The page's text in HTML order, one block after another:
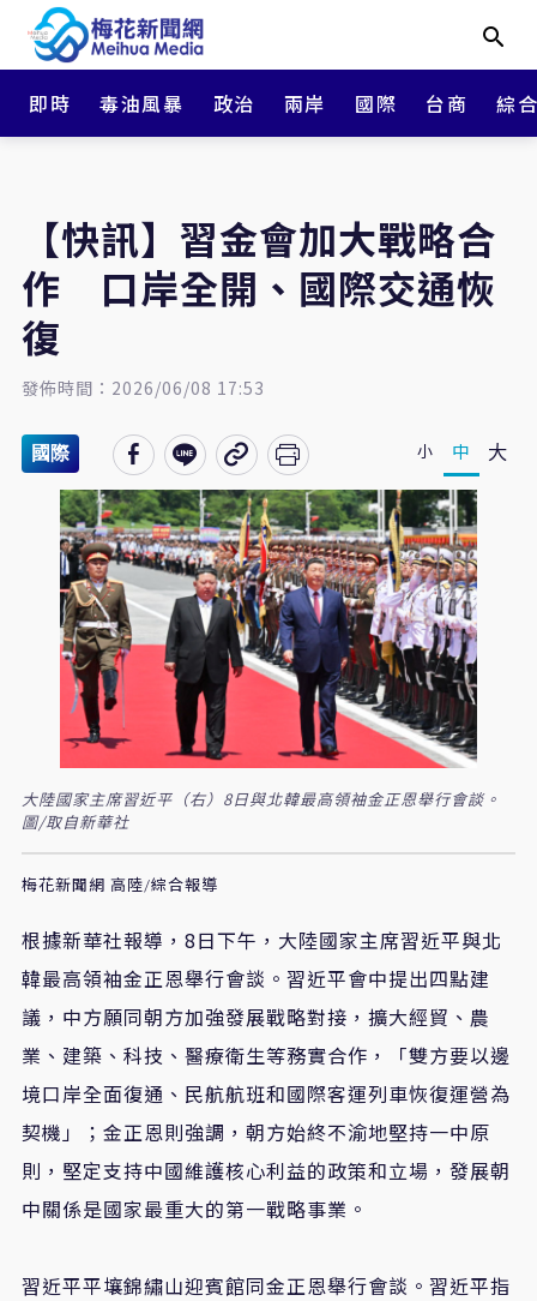
即時 毒油風暴 政治 兩岸 國際 台商 綜
【快訊】習金會加大戰略合
作 口岸全開、國際交通恢
復
發佈時間：2026/06/08 17:53
國際 小 中 大
大陸國家主席習近平（右）8日與北韓最高領袖金正恩舉行會談。
圖/取自新華社
梅花新聞網 高陸/綜合報導
根據新華社報導，8日下午，大陸國家主席習近平與北
韓最高領袖金正恩舉行會談。習近平會中提出四點建
議，中方願同朝方加強發展戰略對接，擴大經貿、農
業、建築、科技、醫療衛生等務實合作，「雙方要以邊
境口岸全面復通、民航航班和國際客運列車恢復運營為
契機」；金正恩則強調，朝方始終不渝地堅持一中原
則，堅定支持中國維護核心利益的政策和立場，發展朝
中關係是國家最重大的第一戰略事業。
習近平平壤錦繡山迎賓館同金正恩舉行會談。習近平指